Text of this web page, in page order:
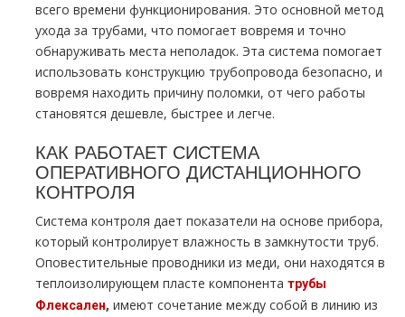
всего времени функционирования. Это основной метод
ухода за трубами, что помогает вовремя и точно
обнаруживать места неполадок. Эта система помогает
использовать конструкцию трубопровода безопасно, и
вовремя находить причину поломки, от чего работы
становятся дешевле, быстрее и легче.
КАК РАБОТАЕТ СИСТЕМА
ОПЕРАТИВНОГО ДИСТАНЦИОННОГО
КОНТРОЛЯ
Система контроля дает показатели на основе прибора,
который контролирует влажность в замкнутости труб.
Оповестительные проводники из меди, они находятся в
теплоизолирующем пласте компонента трубы
Флексален, имеют сочетание между собой в линию из